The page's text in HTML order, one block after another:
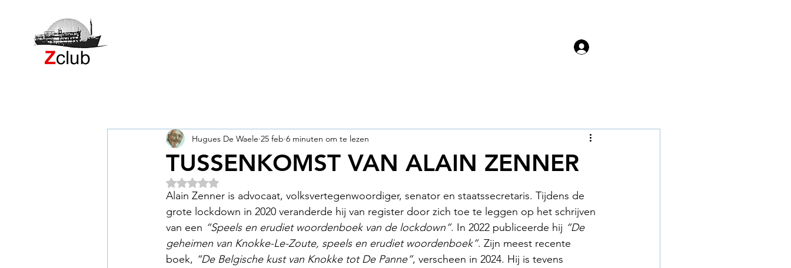
TUSSENKOMST VAN ALAIN ZENNER
Hugues De Waele 25 feb 6 minuten om te lezen
Beoordeeld met NaN uit 5 sterren.
Alain Zenner is advocaat, volksvertegenwoordiger, senator en staatssecretaris. Tijdens de
grote lockdown in 2020 veranderde hij van register door zich toe te leggen op het schrijven
van een “Speels en erudiet woordenboek van de lockdown”. In 2022 publiceerde hij “De
geheimen van Knokke-Le-Zoute, speels en erudiet woordenboek”. Zijn meest recente
boek, “De Belgische kust van Knokke tot De Panne”, verscheen in 2024. Hij is tevens